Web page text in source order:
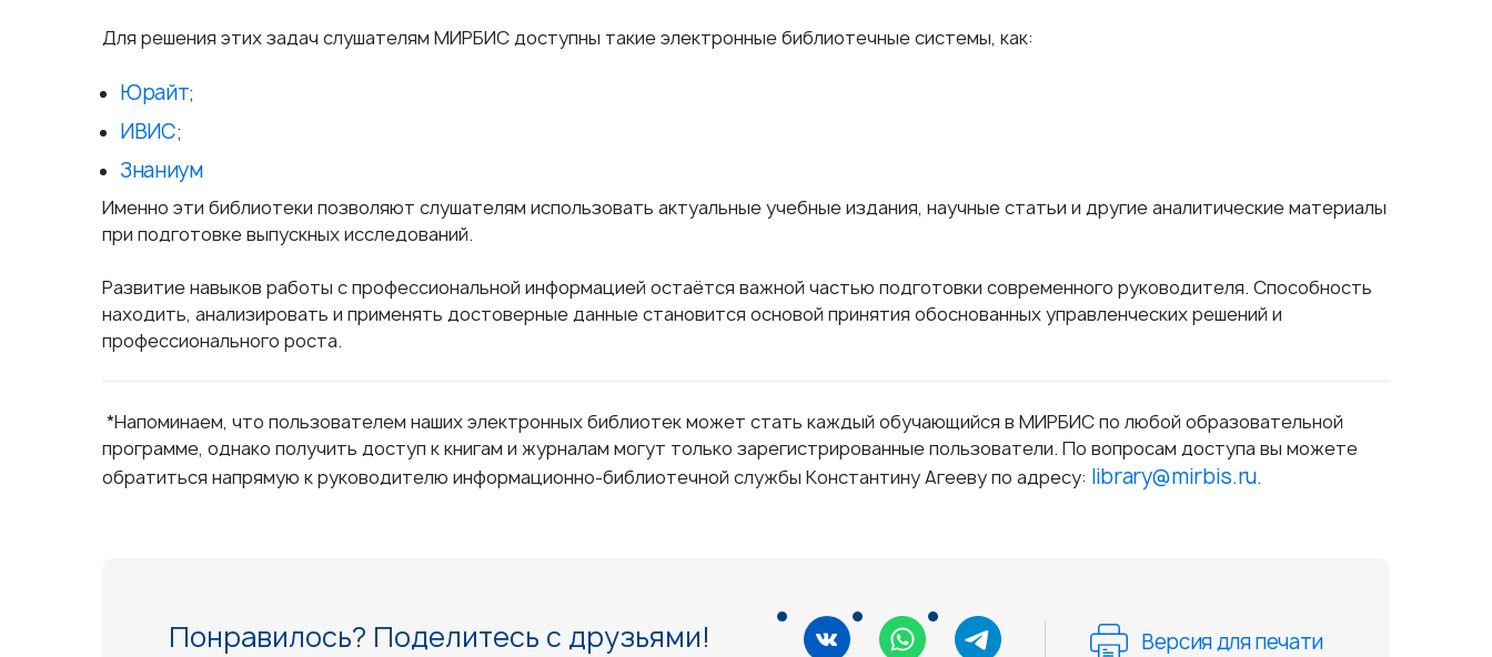
Для решения этих задач слушателям МИРБИС доступны такие электронные библиотечные системы, как:
Юрайт;
ИВИС;
Знаниум
Именно эти библиотеки позволяют слушателям использовать актуальные учебные издания, научные статьи и другие аналитические материалы
при подготовке выпускных исследований.
Развитие навыков работы с профессиональной информацией остаётся важной частью подготовки современного руководителя. Способность
находить, анализировать и применять достоверные данные становится основой принятия обоснованных управленческих решений и
профессионального роста.
*Напоминаем, что пользователем наших электронных библиотек может стать каждый обучающийся в МИРБИС по любой образовательной
программе, однако получить доступ к книгам и журналам могут только зарегистрированные пользователи. По вопросам доступа вы можете
обратиться напрямую к руководителю информационно-библиотечной службы Константину Агееву по адресу: library@mirbis.ru.
Понравилось? Поделитесь с друзьями! Версия для печати